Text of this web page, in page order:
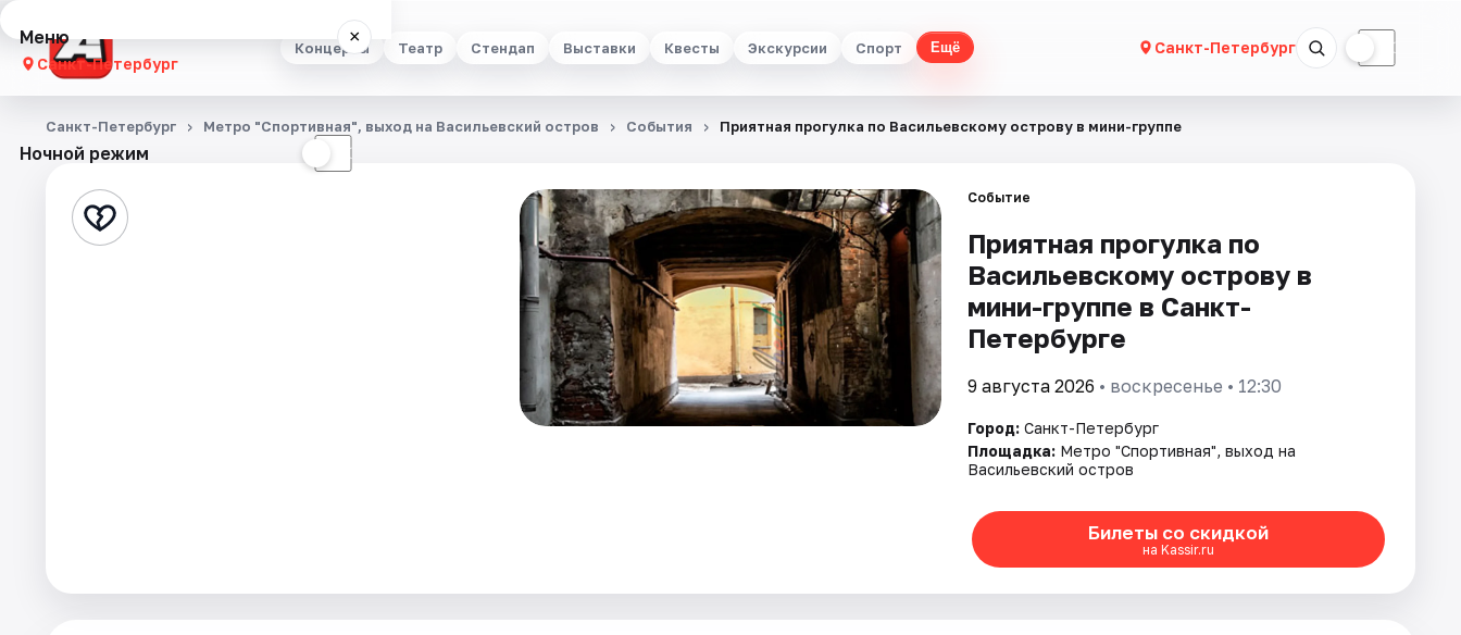
Концерты Театр Стендап Выставки Квесты Экскурсии Спорт Ещё Санкт-Петербург ☾
Меню ×
Санкт-Петербург
Концерты
Стендап
Площадки
Ночной режим ☾
Санкт-Петербург Метро "Спортивная", выход на Васильевский остров События Приятная прогулка по Васильевскому острову в мини-группе
Событие
Приятная прогулка по
Васильевскому острову в
мини-группе в Санкт-
Петербурге
9 августа 2026 • воскресенье • 12:30
Город: Санкт-Петербург
Площадка: Метро "Спортивная", выход на
Васильевский остров
Билеты со скидкой
на Kassir.ru